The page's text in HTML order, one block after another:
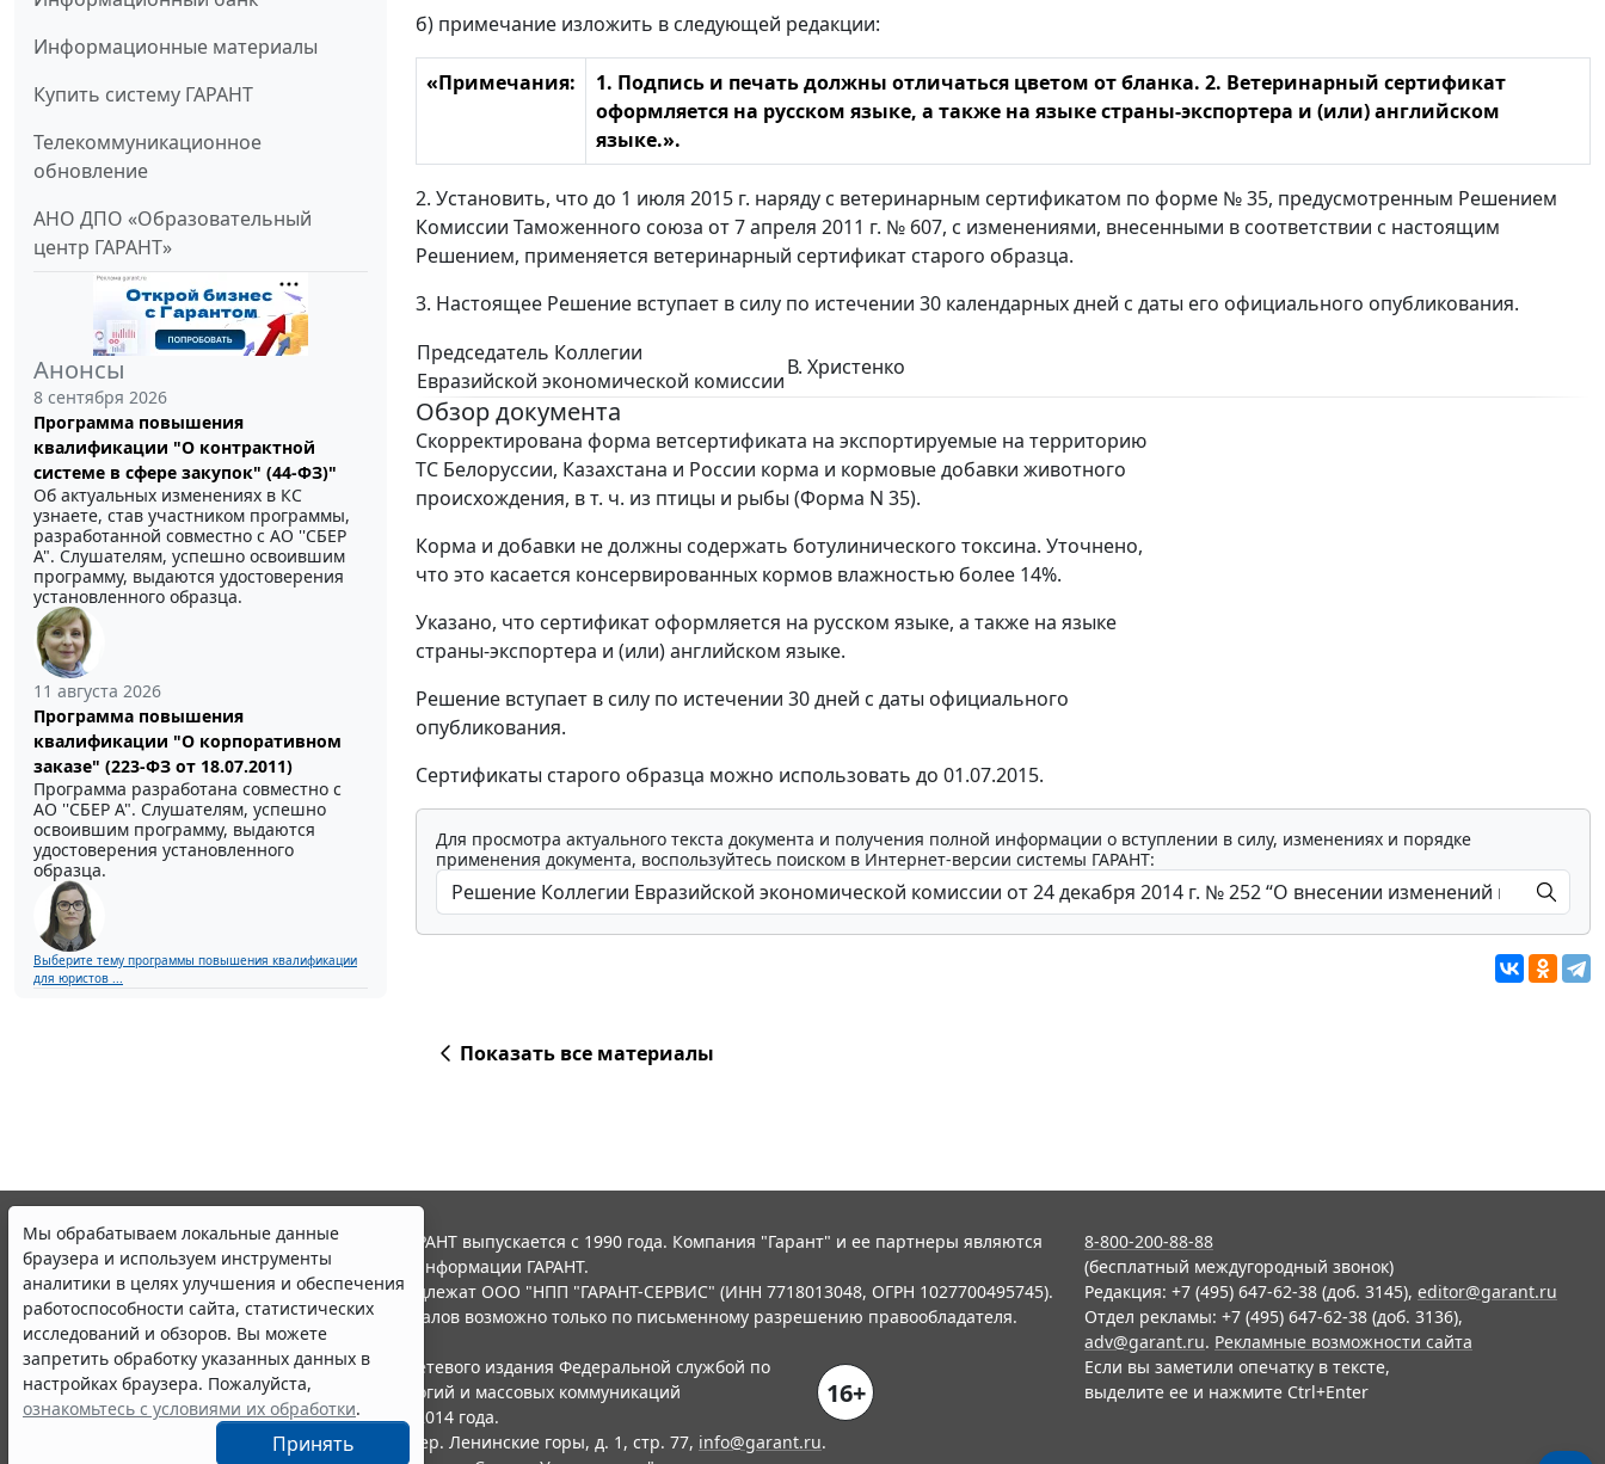
Информационные материалы
Купить систему ГАРАНТ
Телекоммуникационное
обновление
АНО ДПО «Образовательный
центр ГАРАНТ»
Анонсы
8 сентября 2026
Программа повышения
квалификации "О контрактной
системе в сфере закупок" (44-ФЗ)"
Об актуальных изменениях в КС
узнаете, став участником программы,
разработанной совместно с АО ''СБЕР
А". Слушателям, успешно освоившим
программу, выдаются удостоверения
установленного образца.
11 августа 2026
Программа повышения
квалификации "О корпоративном
заказе" (223-ФЗ от 18.07.2011)
Программа разработана совместно с
АО ''СБЕР А". Слушателям, успешно
освоившим программу, выдаются
удостоверения установленного
образца.
Выберите тему программы повышения квалификации
для юристов ...
б) примечание изложить в следующей редакции:
«Примечания:
1. Подпись и печать должны отличаться цветом от бланка. 2. Ветеринарный сертификат
оформляется на русском языке, а также на языке страны-экспортера и (или) английском
языке.».
2. Установить, что до 1 июля 2015 г. наряду с ветеринарным сертификатом по форме № 35, предусмотренным Решением
Комиссии Таможенного союза от 7 апреля 2011 г. № 607, с изменениями, внесенными в соответствии с настоящим
Решением, применяется ветеринарный сертификат старого образца.
3. Настоящее Решение вступает в силу по истечении 30 календарных дней с даты его официального опубликования.
Председатель Коллегии
Евразийской экономической комиссии
В. Христенко
Обзор документа
Скорректирована форма ветсертификата на экспортируемые на территорию
ТС Белоруссии, Казахстана и России корма и кормовые добавки животного
происхождения, в т. ч. из птицы и рыбы (Форма N 35).
Корма и добавки не должны содержать ботулинического токсина. Уточнено,
что это касается консервированных кормов влажностью более 14%.
Указано, что сертификат оформляется на русском языке, а также на языке
страны-экспортера и (или) английском языке.
Решение вступает в силу по истечении 30 дней с даты официального
опубликования.
Сертификаты старого образца можно использовать до 01.07.2015.
Для просмотра актуального текста документа и получения полной информации о вступлении в силу, изменениях и порядке
применения документа, воспользуйтесь поиском в Интернет-версии системы ГАРАНТ:
Показать все материалы
Мы обрабатываем локальные данные
браузера и используем инструменты
аналитики в целях улучшения и обеспечения
работоспособности сайта, статистических
исследований и обзоров. Вы можете
запретить обработку указанных данных в
настройках браузера. Пожалуйста,
ознакомьтесь с условиями их обработки.
Принять
© ООО "НПП "ГАРАНТ-СЕРВИС", 2026. Система ГАРАНТ выпускается с 1990 года. Компания "Гарант" и ее партнеры являются
участниками Российской ассоциации правовой информации ГАРАНТ.
Все права на материалы сайта ГАРАНТ.РУ принадлежат ООО "НПП "ГАРАНТ-СЕРВИС" (ИНН 7718013048, ОГРН 1027700495745).
Полное или частичное воспроизведение материалов возможно только по письменному разрешению правообладателя.
Правила использования портала.
Портал ГАРАНТ.РУ зарегистрирован в качестве сетевого издания Федеральной службой по
надзору в сфере связи,информационных технологий и массовых коммуникаций
(Роскомнадзором), Эл № ФС77-58365 от 18 июня 2014 года.
16+
ООО "НПП "ГАРАНТ-СЕРВИС", 119234, г. Москва, тер. Ленинские горы, д. 1, стр. 77, info@garant.ru.
8-800-200-88-88
(бесплатный междугородный звонок)
Редакция: +7 (495) 647-62-38 (доб. 3145), editor@garant.ru
Отдел рекламы: +7 (495) 647-62-38 (доб. 3136),
adv@garant.ru. Рекламные возможности сайта
Если вы заметили опечатку в тексте,
выделите ее и нажмите Ctrl+Enter